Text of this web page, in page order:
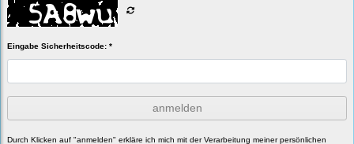
Eingabe Sicherheitscode: *
anmelden
Durch Klicken auf "anmelden" erkläre ich mich mit der Verarbeitung meiner persönlichen